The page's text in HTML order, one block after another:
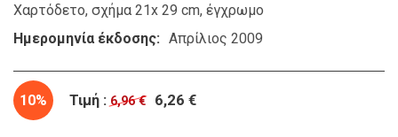
Χαρτόδετο, σχήμα 21x 29 cm, έγχρωμο
Ημερομηνία έκδοσης
Απρίλιος 2009
10% Τιμή : 6,96 € 6,26 €